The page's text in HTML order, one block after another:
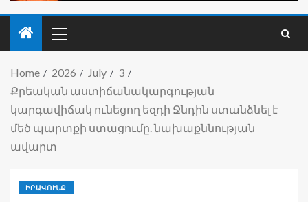
Home 2026 July
3
Քրեական աստիճանակարգության
կարգավիճակ ունեցող եզդի Ջնդին ստանձնել է
մեծ պարտքի ստացումը. նախաքննության
ավարտ
ԻՐԱՎՈՒՆՔ